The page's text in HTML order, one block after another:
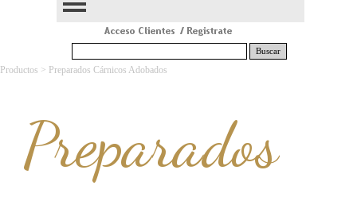
Buscar
Productos > Preparados Cárnicos Adobados
Preparados